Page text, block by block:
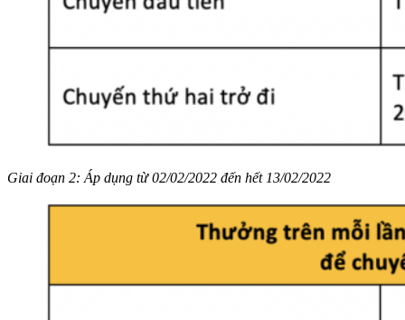
Giai đoạn 2: Áp dụng từ 02/02/2022 đến hết 13/02/2022